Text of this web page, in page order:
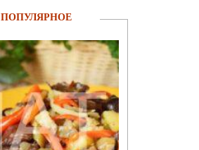
ПОПУЛЯРНОЕ